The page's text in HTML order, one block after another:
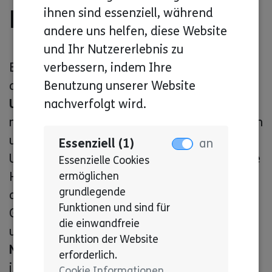
Fazit
Barrierefreies Internet ist ein Eckpfeiler für
die Schaffung einerinklusiven Online-
Umgebung. Es trägt dazu bei, dass Menschen
mit Behinderungen ihre Fähigkeiten entfalten
und am
digitalen Leben
teilhaben können.
Unternehmen und Organisationen sollten die
Herausforderungen der Barrierefreiheit
anerkennen und bewährte Methoden zur
Gestaltung barrierefreier digitaler Inhalte
umsetzen. Letztendlich profitieren
Nutzer
von einer benutzerfreundlichen und
inklusiven Online-Erfahrung.
ihnen sind essenziell, während
andere uns helfen, diese Website
und Ihr Nutzererlebnis zu
verbessern, indem Ihre
Benutzung unserer Website
nachverfolgt wird.
Essenziell (1)
Essenzielle Cookies
ermöglichen
grundlegende
Funktionen und sind für
die einwandfreie
Funktion der Website
erforderlich.
an